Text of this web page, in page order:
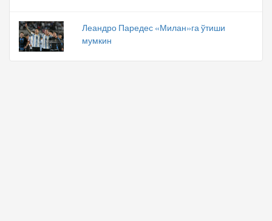
Леандро Паредес «Милан»га ўтиши
мумкин